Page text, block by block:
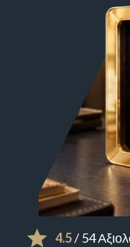
4.5/ 54